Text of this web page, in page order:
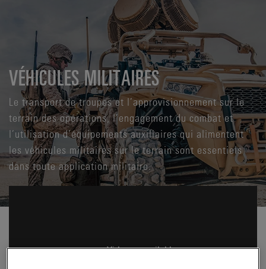
VÉHICULES MILITAIRES
Le transport de troupes et l’approvisionnement sur le
terrain des opérations, l’engagement du combat et
l’utilisation d’équipements auxiliaires qui alimentent
les véhicules militaires sur le terrain sont essentiels
dans toute application militaire.